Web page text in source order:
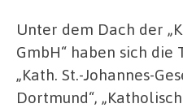
Unter dem Dach der
GmbH“ haben sich
„Kath. St.-Johannes-
Dortmund“,